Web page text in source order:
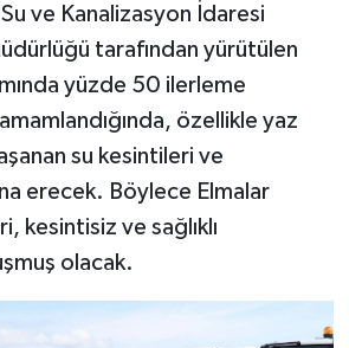
ve Kanalizasyon İdaresi
tarafından yürütülen
yüzde 50 ilerleme
özellikle yaz
su kesintileri ve
erecek. Böylece Elmalar
kesintisiz ve sağlıklı
olacak.